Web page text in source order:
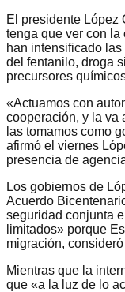
El presidente López
tenga que ver con la
han intensificado
del fentanilo, droga
precursores
«Actuamos con
cooperación, y la va
las tomamos como
afirmó el viernes
presencia de
Los gobiernos de
Acuerdo
seguridad conjunta
limitados» porque
migración,
Mientras que la
que «a la luz de lo